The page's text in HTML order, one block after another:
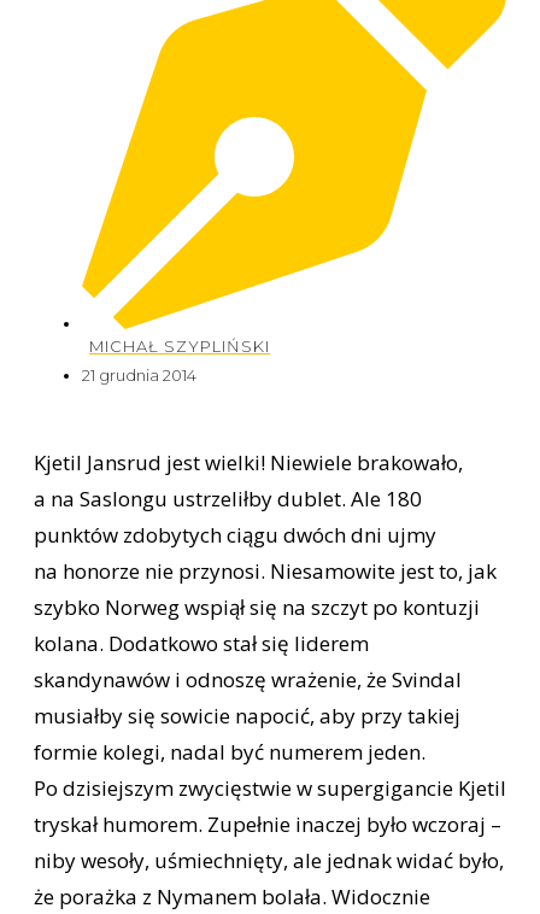
MICHAŁ SZYPLIŃSKI
21 grudnia 2014
Kjetil Jansrud jest wielki! Niewiele brakowało,
a na Saslongu ustrzeliłby dublet. Ale 180
punktów zdobytych ciągu dwóch dni ujmy
na honorze nie przynosi. Niesamowite jest to, jak
szybko Norweg wspiął się na szczyt po kontuzji
kolana. Dodatkowo stał się liderem
skandynawów i odnoszę wrażenie, że Svindal
musiałby się sowicie napocić, aby przy takiej
formie kolegi, nadal być numerem jeden.
Po dzisiejszym zwycięstwie w supergigancie Kjetil
tryskał humorem. Zupełnie inaczej było wczoraj –
niby wesoły, uśmiechnięty, ale jednak widać było,
że porażka z Nymanem bolała. Widocznie